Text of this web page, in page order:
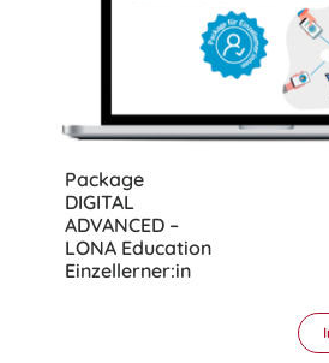
Package
DIGITAL
ADVANCED –
LONA Education
Einzellerner:in